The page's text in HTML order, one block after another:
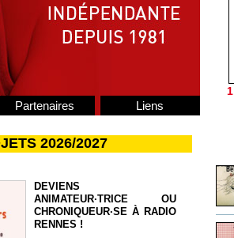
Partenaires Liens
2026/2027
DEVIENS
ANIMATEUR·TRICE OU
CHRONIQUEUR·SE À RADIO
RENNES !